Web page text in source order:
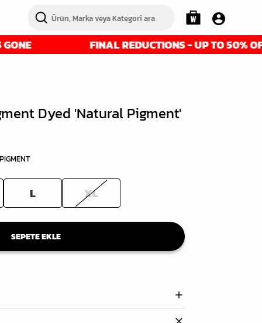
FINAL REDUCTIONS - UP TO 50% OFF -
Dyed 'Natural Pigment'
L XL
SEPETE EKLE